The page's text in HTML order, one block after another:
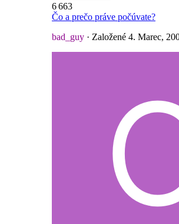
6 663
Čo a prečo práve počúvate?
bad_guy · Založené 4. Marec,